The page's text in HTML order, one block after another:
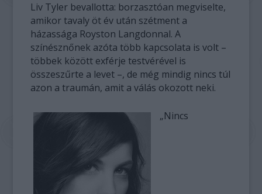
Liv Tyler bevallotta: borzasztóan megviselte,
amikor tavaly öt év után szétment a
házassága Royston Langdonnal. A
színésznőnek azóta több kapcsolata is volt –
többek között exférje testvérével is
összeszűrte a levet –, de még mindig nincs túl
azon a traumán, amit a válás okozott neki.
„Nincs